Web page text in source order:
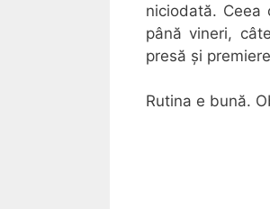
niciodată.
până vineri,
presă și
Rutina e bună.